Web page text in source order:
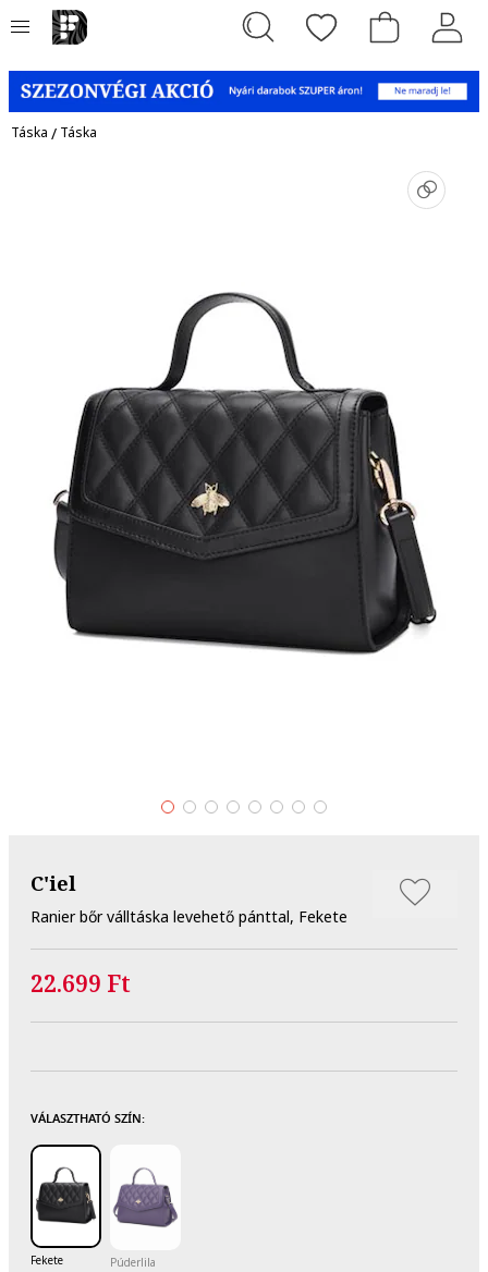
Táska / Táska
C'iel
Ranier bőr válltáska levehető pánttal, Fekete
22.699 Ft
VÁLASZTHATÓ SZÍN:
Fekete Púderlila